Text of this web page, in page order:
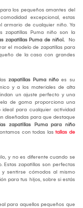
los pequeños amantes del
excepcional, estas
armario de cualquier niño. Ya
zapatillas Puma niño son la
zapatillas Puma de niño!.
No
el modelo de zapatillas para
de la casa con grandes
zapatillas Puma niño es su
y a los materiales de alta
un ajuste perfecto y una
de goma proporciona una
para cualquier actividad
diseñadas para que destaque
zapatillas Puma para niño
con todas las tallas de
y no es diferente cuando se
Estas zapatillas son perfectas
sentirse cómodos al mismo
para tus hijos, sobre si estás
para aquellos pequeños que